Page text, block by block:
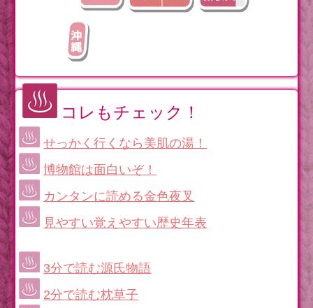
コレもチェック！
せっかく行くなら美肌の湯！
博物館は面白いぞ！
カンタンに読める金色夜叉
見やすい覚えやすい歴史年表
3分で読む源氏物語
2分で読む枕草子